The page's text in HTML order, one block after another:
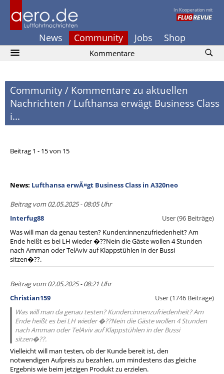
In Kooperation mit
News Community Jobs Shop
Kommentare
Community/ Kommentare zu aktuellen
Nachrichten / Lufthansa erwägt Business Class
i...
Beitrag 1 - 15 von 15
News: Lufthansa erwÃ¤gt Business Class in A320neo
Beitrag vom 02.05.2025 - 08:05 Uhr
Interfug88
User (96 Beiträge)
Was will man da genau testen? Kunden:innenzufriedenheit? Am
Ende heißt es bei LH wieder �??Nein die Gäste wollen 4 Stunden
nach Amman oder TelAviv auf Klappstühlen in der Bussi
sitzen�??.
Beitrag vom 02.05.2025 - 08:21 Uhr
Christian159
User (1746 Beiträge)
Was will man da genau testen? Kunden:innenzufriedenheit? Am
Ende heißt es bei LH wieder �??Nein die Gäste wollen 4 Stunden
nach Amman oder TelAviv auf Klappstühlen in der Bussi
sitzen�??.
Vielleicht will man testen, ob der Kunde bereit ist, den
notwendigen Aufpreis zu bezahlen, um mindestens das gleiche
Ergebnis wie beim jetzigen Produkt zu erzielen.